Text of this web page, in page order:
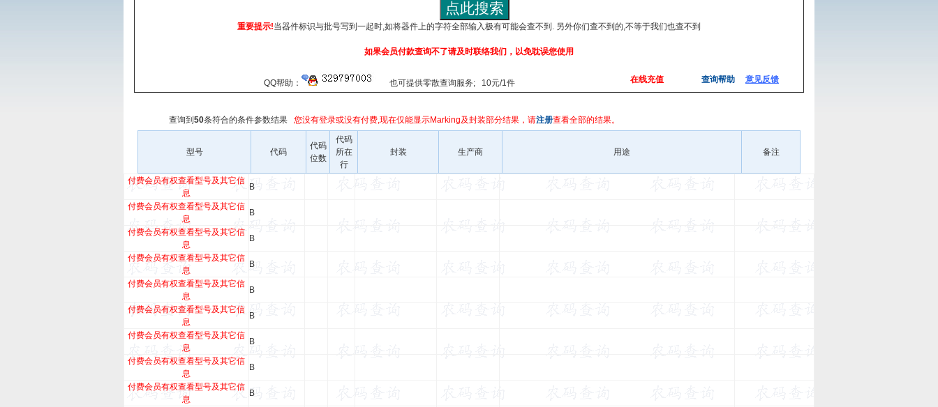
重要提示!当器件标识与批号写到一起时,如将器件上的字符全部输入极有可能会查不到. 另外你们查不到的,不等于我们也查不到
如果会员付款查询不了请及时联络我们，以免耽误您使用
QQ帮助： 也可提供零散查询服务; 10元/1件 在线充值 查询帮助 意见反馈
查询到 50条符合的条件参数结果 您没有登录或没有付费,现在仅能显示Marking及封装部分结果，请注册查看全部的结果。
型号 代码
代码
位数
代码
所在
行
封装 生产商 用途 备注
付费会员有权查看型号及其它信
息
B
付费会员有权查看型号及其它信
息
B
付费会员有权查看型号及其它信
息
B
付费会员有权查看型号及其它信
息
B
付费会员有权查看型号及其它信
息
B
付费会员有权查看型号及其它信
息
B
付费会员有权查看型号及其它信
息
B
付费会员有权查看型号及其它信
息
B
付费会员有权查看型号及其它信
息
B